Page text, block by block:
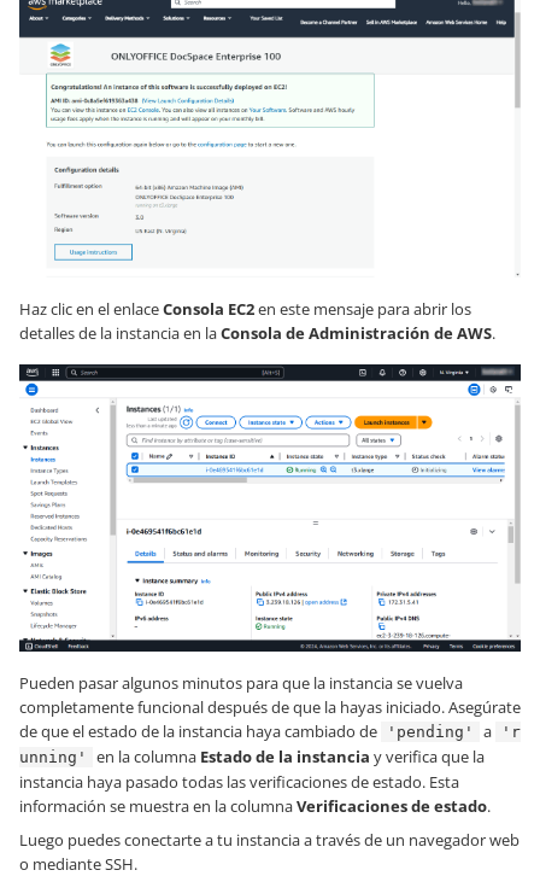
Haz clic en el enlaceConsola EC2en este mensaje para abrir los
detalles de la instancia en laConsola de Administración de AWS.
Pueden pasar algunos minutos para que la instancia se vuelva
completamente funcional después de que la hayas iniciado. Asegúrate
de que el estado de la instancia haya cambiado de
'pending' a
'r
unning'
en la columna Estado de la instancia y verifica que la
instancia haya pasado todas las verificaciones de estado. Esta
información se muestra en la columnaVerificaciones de estado.
Luego puedes conectarte a tu instancia a través de un navegador web
o mediante SSH.